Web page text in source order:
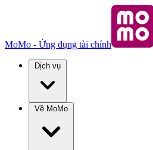
MoMo - Ứng dụng tài chính
Dịch vụ
Về MoMo